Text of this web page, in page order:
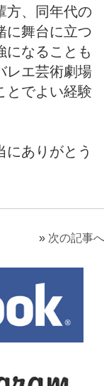
方、同年代の
に舞台に立つ
になることも
レエ芸術劇場
とでよい経験
にありがとう
» 次の記事へ